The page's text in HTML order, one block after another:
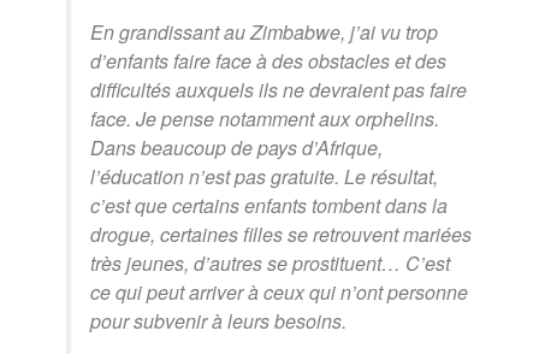
En grandissant au Zimbabwe, j’ai vu trop
d’enfants faire face à des obstacles et des
difficultés auxquels ils ne devraient pas faire
face. Je pense notamment aux orphelins.
Dans beaucoup de pays d’Afrique,
l’éducation n’est pas gratuite. Le résultat,
c’est que certains enfants tombent dans la
drogue, certaines filles se retrouvent mariées
très jeunes, d’autres se prostituent… C’est
ce qui peut arriver à ceux qui n’ont personne
pour subvenir à leurs besoins.